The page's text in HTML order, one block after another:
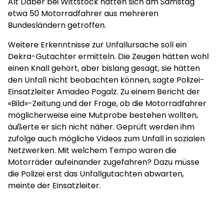
etwa 50 Motorradfahrer aus mehreren
Bundesländern getroffen.
Weitere Erkenntnisse zur Unfallursache soll ein
Dekra-Gutachter ermitteln. Die Zeugen hätten wohl
einen Knall gehört, aber bislang gesagt, sie hätten
den Unfall nicht beobachten können, sagte Polizei-
Einsatzleiter Amadeo Pogalz. Zu einem Bericht der
«Bild»-Zeitung und der Frage, ob die Motorradfahrer
möglicherweise eine Mutprobe bestehen wollten,
äußerte er sich nicht näher. Geprüft werden ihm
zufolge auch mögliche Videos zum Unfall in sozialen
Netzwerken. Mit welchem Tempo waren die
Motorräder aufeinander zugefahren? Dazu müsse
die Polizei erst das Unfallgutachten abwarten,
meinte der Einsatzleiter.